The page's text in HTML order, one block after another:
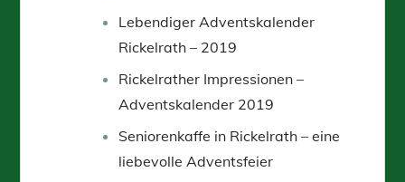
Lebendiger Adventskalender
Rickelrath – 2019
Rickelrather Impressionen –
Adventskalender 2019
Seniorenkaffe in Rickelrath – eine
liebevolle Adventsfeier